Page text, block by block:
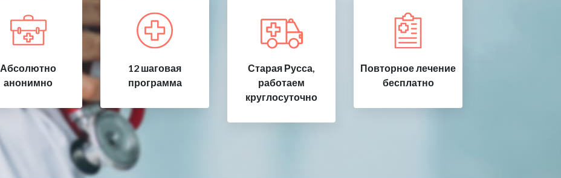
Абсолютно
анонимно
12 шаговая
программа
Старая Русса,
работаем
круглосуточно
Повторное лечение
бесплатно